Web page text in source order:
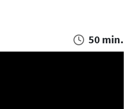
50 min.